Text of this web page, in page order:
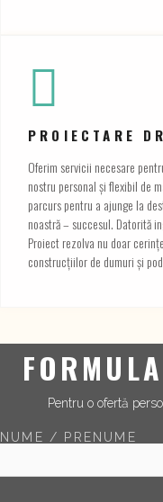
PROIECTARE
Oferim servicii necesare
nostru personal și flexibil de
parcurs pentru a ajunge la
noastră – succesul. Datorită
Proiect rezolva nu doar
construcțiilor de dumuri și
Pentru o ofertă
NUME / PRENUME